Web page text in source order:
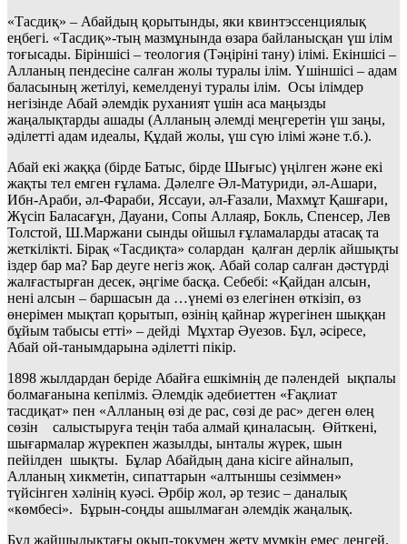
«Тасдиқ» – Абайдың қорытынды, яки квинтэссенциялық
еңбегі. «Тасдиқ»-тың мазмұнында өзара байланысқан үш ілім
тоғысады. Біріншісі – теология (Тәңіріні тану) ілімі. Екіншісі –
Алланың пендесіне салған жолы туралы ілім. Үшіншісі – адам
баласының жетілуі, кемелденуі туралы ілім. Осы ілімдер
негізінде Абай әлемдік руханият үшін аса маңызды
жаңалықтарды ашады (Алланың әлемді меңгеретін үш заңы,
әділетті адам идеалы, Құдай жолы, үш сүю ілімі және т.б.).
Абай екі жаққа (бірде Батыс, бірде Шығыс) үңілген және екі
жақты тел емген ғұлама. Дәлелге Әл-Матуриди, әл-Ашари,
Ибн-Араби, әл-Фараби, Яссауи, әл-Ғазали, Махмұт Қашғари,
Жүсіп Баласағұн, Дауани, Сопы Аллаяр, Бокль, Спенсер, Лев
Толстой, Ш.Маржани сынды ойшыл ғұламаларды атасақ та
жеткілікті. Бірақ «Тасдиқта» солардан қалған дерлік айшықты
іздер бар ма? Бар деуге негіз жоқ. Абай солар салған дәстүрді
жалғастырған десек, әңгіме басқа. Себебі: «Қайдан алсын,
нені алсын – баршасын да …үнемі өз елегінен өткізіп, өз
өнерімен мықтап қорытып, өзінің қайнар жүрегінен шыққан
бұйым табысы етті» – дейді Мұхтар Әуезов. Бұл, әсіресе,
Абай ой-танымдарына әділетті пікір.
1898 жылдардан беріде Абайға ешкімнің де пәлендей ықпалы
болмағанына кепілміз. Әлемдік әдебиеттен «Ғақлиат
тасдиқат» пен «Алланың өзі де рас, сөзі де рас» деген өлең
сөзін салыстыруға теңін таба алмай қиналасың. Өйткені,
шығармалар жүрекпен жазылды, ынталы жүрек, шын
пейілден шықты. Бұлар Абайдың дана кісіге айналып,
Алланың хикметін, сипаттарын «алтыншы сезіммен»
түйсінген хәлінің куәсі. Әрбір жол, әр тезис – даналық
«көмбесі». Бұрын-соңды ашылмаған әлемдік жаңалық.
Бұл жайшылықтағы оқып-тоқумен жету мүмкін емес деңгей.